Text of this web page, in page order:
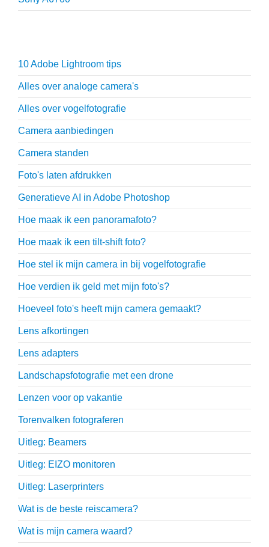
10 Adobe Lightroom tips
Alles over analoge camera's
Alles over vogelfotografie
Camera aanbiedingen
Camera standen
Foto's laten afdrukken
Generatieve AI in Adobe Photoshop
Hoe maak ik een panoramafoto?
Hoe maak ik een tilt-shift foto?
Hoe stel ik mijn camera in bij vogelfotografie
Hoe verdien ik geld met mijn foto's?
Hoeveel foto's heeft mijn camera gemaakt?
Lens afkortingen
Lens adapters
Landschapsfotografie met een drone
Lenzen voor op vakantie
Torenvalken fotograferen
Uitleg: Beamers
Uitleg: EIZO monitoren
Uitleg: Laserprinters
Wat is de beste reiscamera?
Wat is mijn camera waard?